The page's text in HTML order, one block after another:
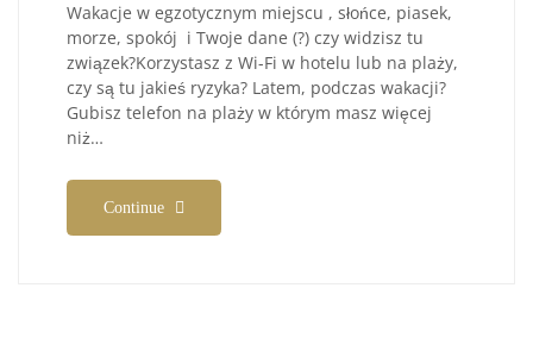
Wakacje w egzotycznym miejscu , słońce, piasek,
morze, spokój i Twoje dane (?) czy widzisz tu
związek?Korzystasz z Wi-Fi w hotelu lub na plaży,
czy są tu jakieś ryzyka? Latem, podczas wakacji?
Gubisz telefon na plaży w którym masz więcej
niż…
Continue